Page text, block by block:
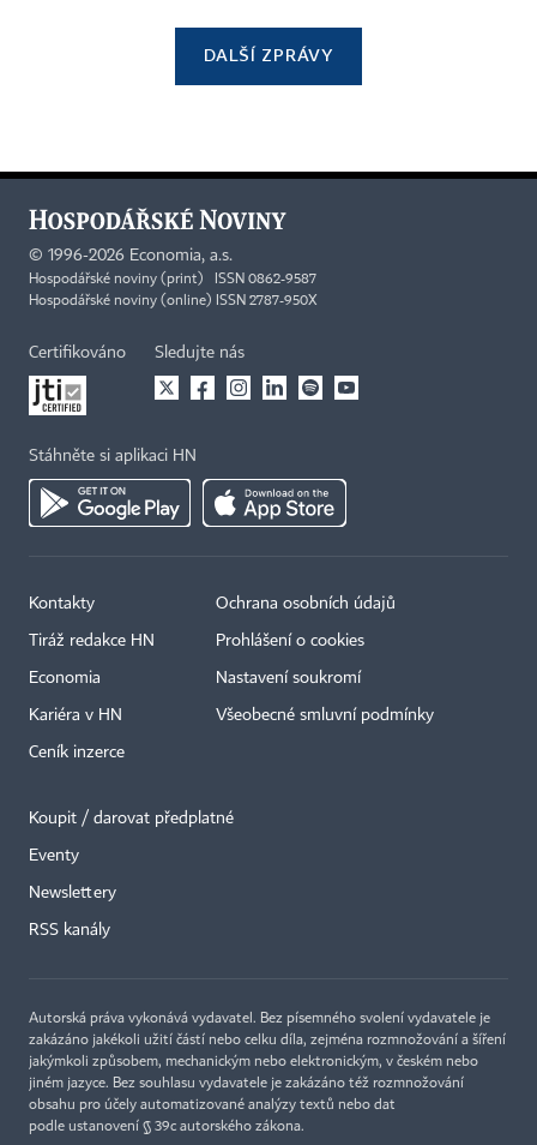
DALŠÍ ZPRÁVY
© 1996-2026 Economia, a.s.
Hospodářské noviny (print) ISSN 0862-9587
Hospodářské noviny (online) ISSN 2787-950X
Certifikováno Sledujte nás
Stáhněte si aplikaci HN
Kontakty
Tiráž redakce HN
Economia
Kariéra v HN
Ceník inzerce
Ochrana osobních údajů
Prohlášení o cookies
Nastavení soukromí
Všeobecné smluvní podmínky
Koupit / darovat předplatné
Eventy
Newslettery
RSS kanály
Autorská práva vykonává vydavatel. Bez písemného svolení vydavatele je
zakázáno jakékoli užití částí nebo celku díla, zejména rozmnožování a šíření
jakýmkoli způsobem, mechanickým nebo elektronickým, v českém nebo
jiném jazyce. Bez souhlasu vydavatele je zakázáno též rozmnožování
obsahu pro účely automatizované analýzy textů nebo dat
podle ustanovení § 39c autorského zákona.